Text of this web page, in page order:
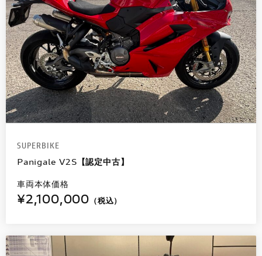
SUPERBIKE
Panigale V2S【認定中古】
車両本体価格
¥2,100,000 （税込）